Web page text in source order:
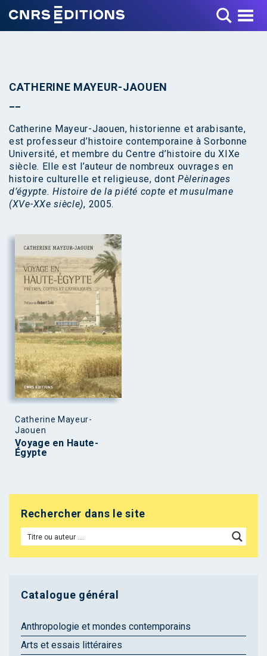
Toggle Menu
CATHERINE MAYEUR-JAOUEN
Catherine Mayeur-Jaouen, historienne et arabisante,
est professeur d’histoire contemporaine à Sorbonne
Université, et membre du Centre d’histoire du XIXe
siècle. Elle est l’auteur de nombreux ouvrages en
histoire culturelle et religieuse, dont Pèlerinages
d’égypte. Histoire de la piété copte et musulmane
(XVe-XXe siècle), 2005.
Catherine Mayeur-
Jaouen
Voyage en Haute-
Égypte
Rechercher dans le site
Catalogue général
Anthropologie et mondes contemporains
Arts et essais littéraires